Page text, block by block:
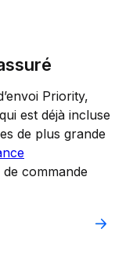
Priority,
est déjà incluse
de plus grande
commande